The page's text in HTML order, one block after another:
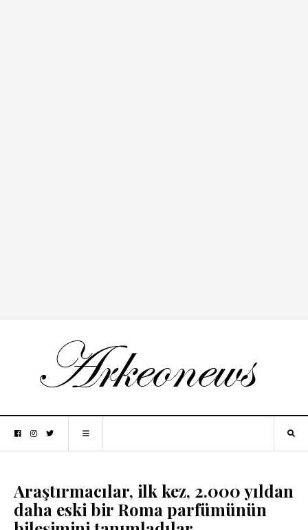
Araştırmacılar, ilk kez, 2.000 yıldan
daha eski bir Roma parfümünün